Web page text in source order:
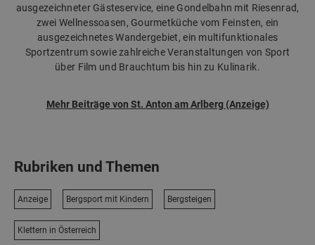
ausgezeichneter Gästeservice, eine Gondelbahn mit Riesenrad,
zwei Wellnessoasen, Gourmetküche vom Feinsten, ein
ausgezeichnetes Wandergebiet, ein multifunktionales
Sportzentrum sowie zahlreiche Veranstaltungen von Sport
über Film und Brauchtum bis hin zu Kulinarik.
Mehr Beiträge von St. Anton am Arlberg (Anzeige)
Rubriken und Themen
Anzeige Bergsport mit Kindern Bergsteigen
Klettern in Österreich